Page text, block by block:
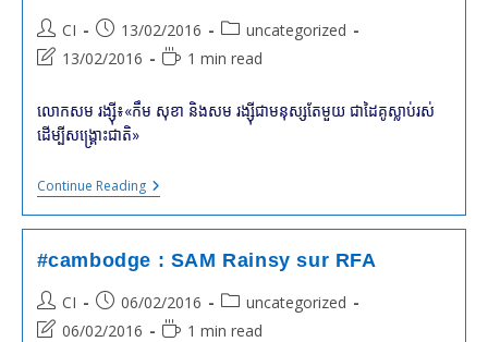
Post
author:
CI
Post
published:
13/02/2016
Post
category:
uncategorized
Post
modified:
13/02/2016
Reading1 min read
លោក​សម រង្ស៊ី៖«កឹម សុខា និង​សម រង្ស៊ី​ជា​មនុស្ស​តែ​មួយ​ ជា​ដៃគូ​ស្លាប់រស់​
ដើម្បី​​សង្រ្គោះជាតិ»
Continue Reading#cambodge
:
Interview
SAM
Rainsy
RFI
#cambodge : SAM Rainsy sur RFA
Post
author:
CI
Post
published:
06/02/2016
Post
category:
uncategorized
Post06/02/2016
Reading1 min read